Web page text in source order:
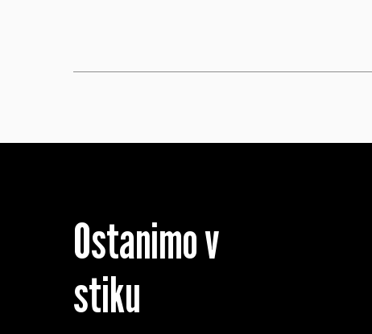
Ostanimo v
stiku